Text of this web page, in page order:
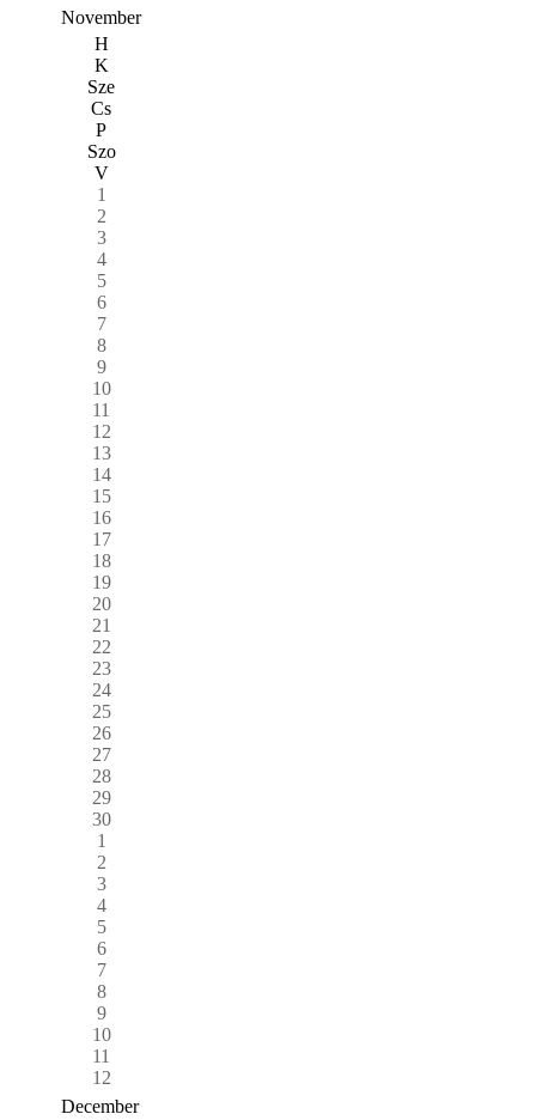
November
H
K
Sze
Cs
P
Szo
V
1
2
3
4
5
6
7
8
9
10
11
12
13
14
15
16
17
18
19
20
21
22
23
24
25
26
27
28
29
30
1
2
3
4
5
6
7
8
9
10
11
12
December